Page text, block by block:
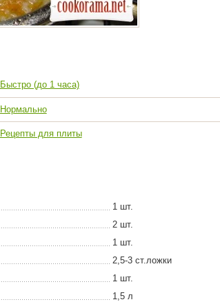
Быстро (до 1 часа)
Нормально
Рецепты для плиты
1 шт.
2 шт.
1 шт.
2,5-3 ст.ложки
1 шт.
1,5 л